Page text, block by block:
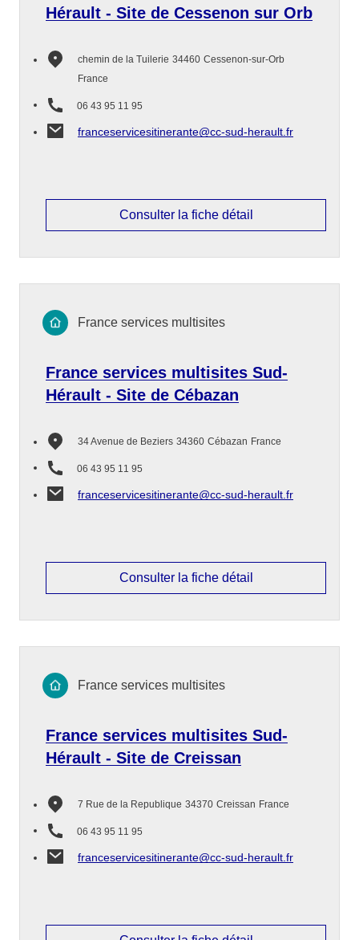
Hérault - Site de Cessenon sur Orb
chemin de la Tuilerie 34460 Cessenon-sur-Orb
France
06 43 95 11 95
franceservicesitinerante@cc-sud-herault.fr
Consulter la fiche détail
France services multisites Sud-
Hérault - Site de Cébazan
34 Avenue de Beziers 34360 Cébazan France
06 43 95 11 95
franceservicesitinerante@cc-sud-herault.fr
France services multisites
Consulter la fiche détail
France services multisites Sud-
Hérault - Site de Creissan
7 Rue de la Republique 34370 Creissan France
06 43 95 11 95
franceservicesitinerante@cc-sud-herault.fr
France services multisites